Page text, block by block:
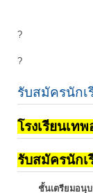
?
?
รับสมัครนักเ
โรงเรียนเท
รับสมัครนัก
ชั้นเตรียมอนุ